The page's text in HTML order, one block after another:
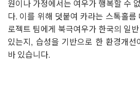
원이나 가정에서는 여우가 행복할 수
다. 이를 위해 덧붙여 카라는 스톡홀
로젝트 팀에게 북극여우가 한국의 일
있는지, 습성을 기반으로 한 환경개
바 있습니다.